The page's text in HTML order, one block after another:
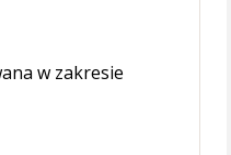
w zakresie